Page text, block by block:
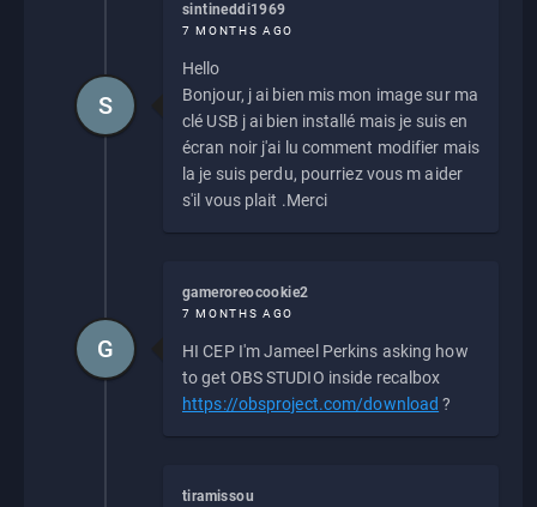
sintineddi1969
7 MONTHS AGO
Hello
Bonjour, j ai bien mis mon image sur ma
clé USB j ai bien installé mais je suis en
écran noir j'ai lu comment modifier mais
la je suis perdu, pourriez vous m aider
s'il vous plait .Merci
S
gameroreocookie2
7 MONTHS AGO
HI CEP I'm Jameel Perkins asking how
to get OBS STUDIO inside recalbox
https://obsproject.com/download ?
G
tiramissou